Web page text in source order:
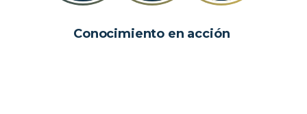
Conocimiento en acción